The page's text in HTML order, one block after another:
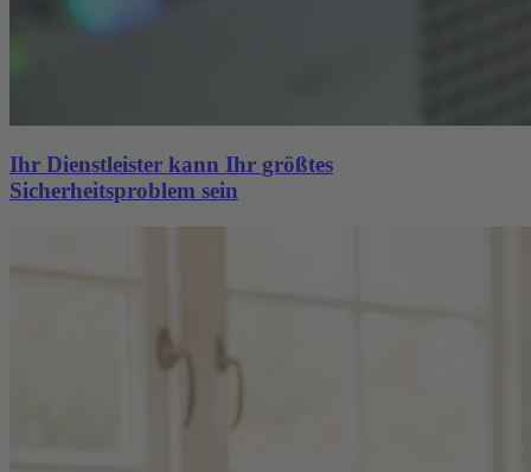
Ihr Dienstleister kann Ihr größtes
Sicherheitsproblem sein